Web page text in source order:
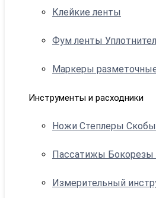
Клейкие ленты
Фум ленты
Маркеры
Инструменты и расходники
Ножи Степлеры Скобы
Пассатижы Бокорезы
Измерительный